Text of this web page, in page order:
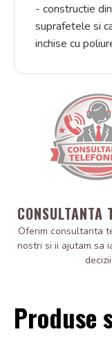
- constructie
suprafetele si
inchise cu
CONSULTANTA
Oferim consultanta
nostri si ii ajutam sa
decizii
Produse